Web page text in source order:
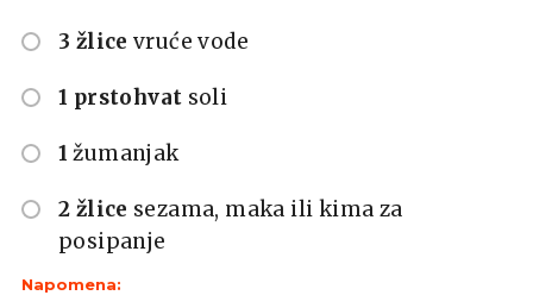
3 žlice vruće vode
1 prstohvat soli
1 žumanjak
2 žlice sezama, maka ili kima za
posipanje
Napomena: